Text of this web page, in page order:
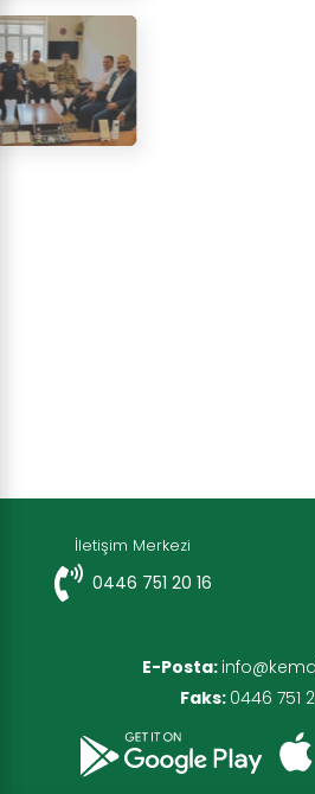
İletişim Merkezi
0446 751 20 16
E-Posta:
Faks: 0446 751